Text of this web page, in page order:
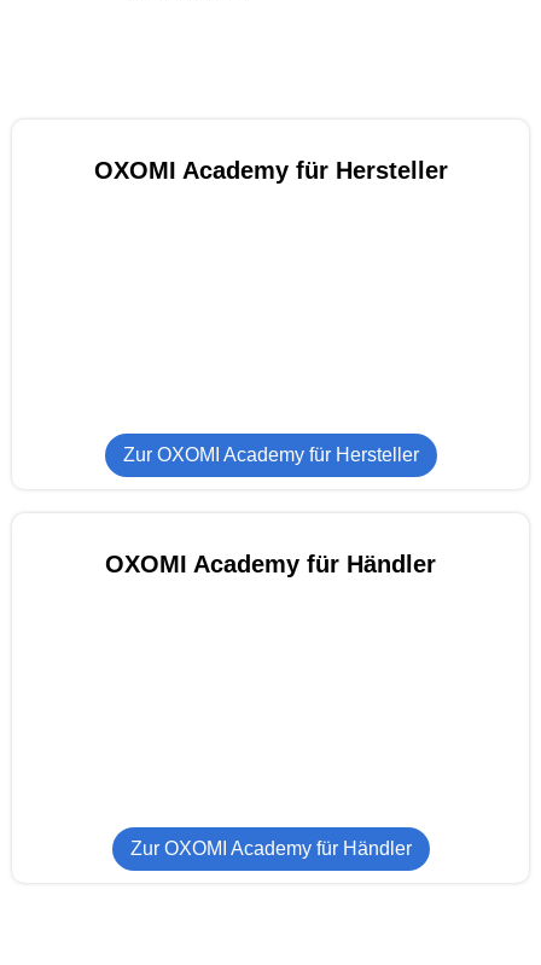
OXOMI Academy für Hersteller
Zur OXOMI Academy für Hersteller
OXOMI Academy für Händler
Zur OXOMI Academy für Händler